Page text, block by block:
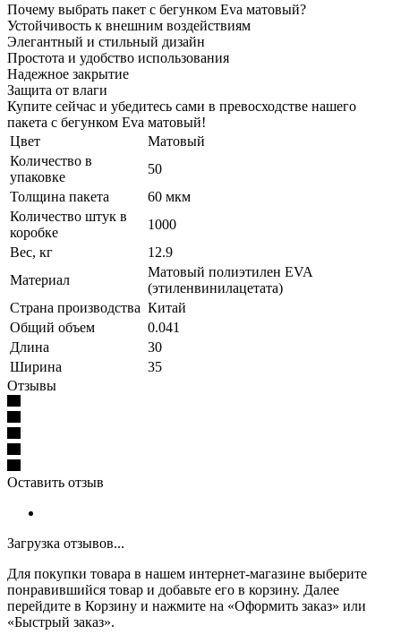
Почему выбрать пакет с бегунком Eva матовый?
Устойчивость к внешним воздействиям
Элегантный и стильный дизайн
Простота и удобство использования
Надежное закрытие
Защита от влаги
Купите сейчас и убедитесь сами в превосходстве нашего
пакета с бегунком Eva матовый!
Цвет
Матовый
Количество в
упаковке
50
Толщина пакета
60 мкм
Количество штук в
коробке
1000
Вес, кг
12.9
Материал
Матовый полиэтилен EVA
(этиленвинилацетата)
Страна производства Китай
Общий объем
0.041
Длина
30
Ширина
35
Отзывы
Оставить отзыв
Загрузка отзывов...
Для покупки товара в нашем интернет-магазине выберите
понравившийся товар и добавьте его в корзину. Далее
перейдите в Корзину и нажмите на «Оформить заказ» или
«Быстрый заказ».